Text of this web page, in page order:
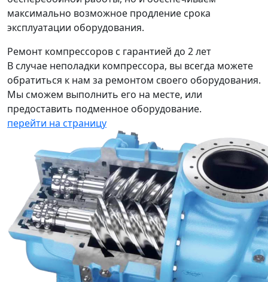
максимально возможное продление срока
эксплуатации оборудования.
Ремонт компрессоров с гарантией до 2 лет
В случае неполадки компрессора, вы всегда можете
обратиться к нам за ремонтом своего оборудования.
Мы сможем выполнить его на месте, или
предоставить подменное оборудование.
перейти на страницу